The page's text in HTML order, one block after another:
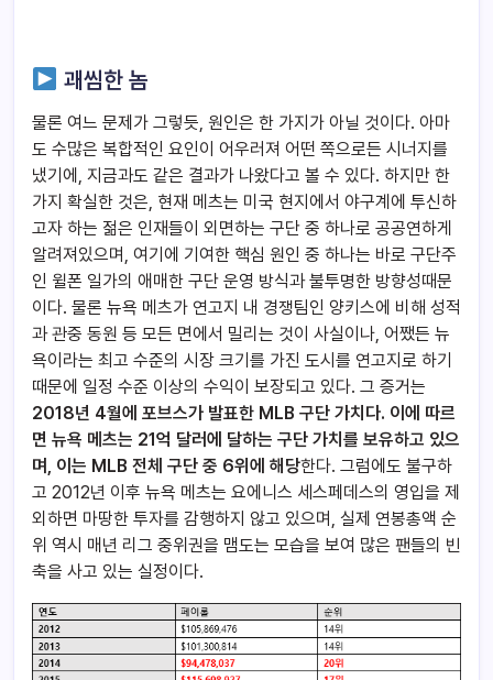
괘씸한 놈
물론 여느 문제가 그렇듯, 원인은 한 가지가 아닐 것이다. 아마
도 수많은 복합적인 요인이 어우러져 어떤 쪽으로든 시너지를
냈기에, 지금과도 같은 결과가 나왔다고 볼 수 있다. 하지만 한
가지 확실한 것은, 현재 메츠는 미국 현지에서 야구계에 투신하
고자 하는 젊은 인재들이 외면하는 구단 중 하나로 공공연하게
알려져있으며, 여기에 기여한 핵심 원인 중 하나는 바로 구단주
인 윌폰 일가의 애매한 구단 운영 방식과 불투명한 방향성때문
이다. 물론 뉴욕 메츠가 연고지 내 경쟁팀인 양키스에 비해 성적
과 관중 동원 등 모든 면에서 밀리는 것이 사실이나, 어쨌든 뉴
욕이라는 최고 수준의 시장 크기를 가진 도시를 연고지로 하기
때문에 일정 수준 이상의 수익이 보장되고 있다. 그 증거는
2018년 4월에 포브스가 발표한 MLB 구단 가치다. 이에 따르
면 뉴욕 메츠는 21억 달러에 달하는 구단 가치를 보유하고 있으
며, 이는 MLB 전체 구단 중 6위에 해당한다. 그럼에도 불구하
고 2012년 이후 뉴욕 메츠는 요에니스 세스페데스의 영입을 제
외하면 마땅한 투자를 감행하지 않고 있으며, 실제 연봉총액 순
위 역시 매년 리그 중위권을 맴도는 모습을 보여 많은 팬들의 빈
축을 사고 있는 실정이다.